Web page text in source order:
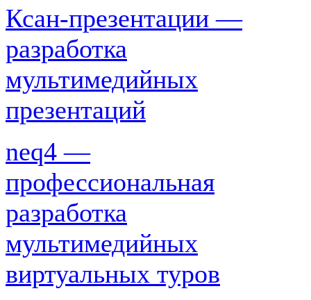
Ксан-презентации —
разработка
мультимедийных
презентаций
neq4 —
профессиональная
разработка
мультимедийных
виртуальных туров